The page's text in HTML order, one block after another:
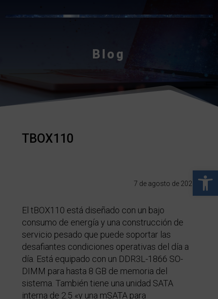
Abrir
Blog
TBOX110
7 de agosto de 2026
El tBOX110 está diseñado con un bajo
consumo de energía y una construcción de
servicio pesado que puede soportar las
desafiantes condiciones operativas del día a
día. Está equipado con un DDR3L-1866 SO-
DIMM para hasta 8 GB de memoria del
sistema. También tiene una unidad SATA
interna de 2.5 «y una mSATA para